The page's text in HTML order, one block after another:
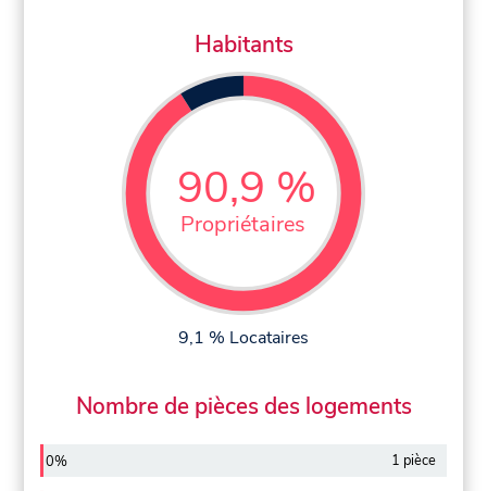
Habitants
90,9 %
Propriétaires
9,1 % Locataires
Nombre de pièces des logements
0% 1 pièce